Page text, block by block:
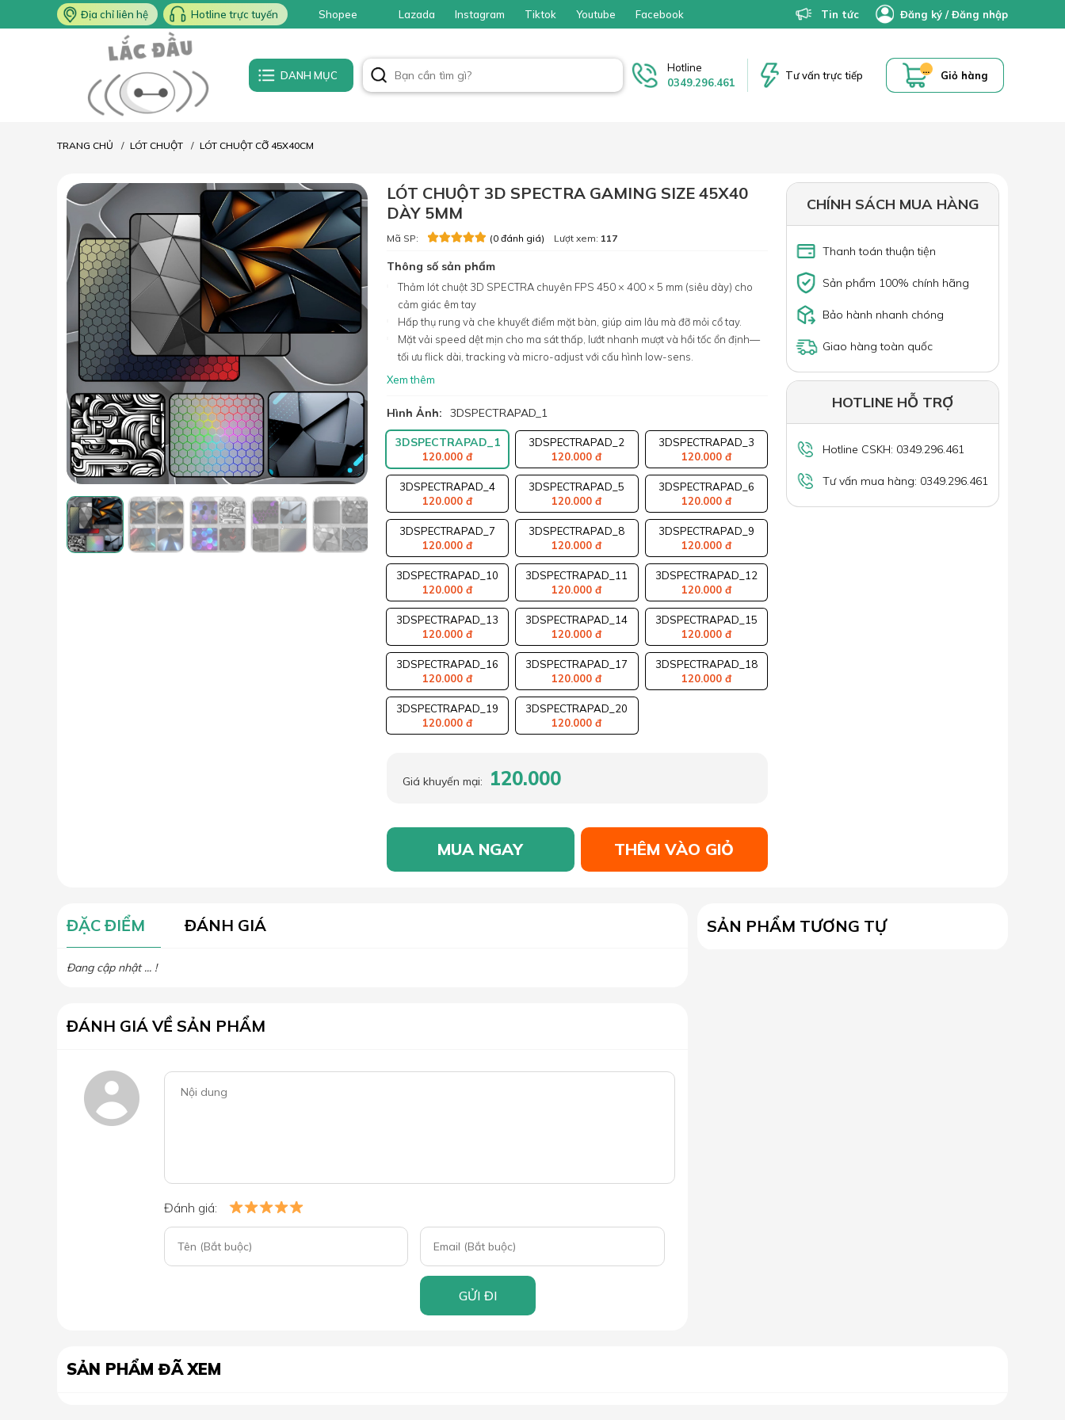
Địa chỉ liên hệ Hotline trực tuyến Shopee Lazada Instagram Tiktok Youtube Facebook Tin tức Đăng ký /Đăng nhập
DANH MỤC
Hotline
0349.296.461
Tư vấn trực tiếp ... Giỏ hàng
TRANG CHỦ LÓT CHUỘT LÓT CHUỘT CỠ 45X40CM
LÓT CHUỘT 3D SPECTRA GAMING SIZE 45X40
DÀY 5MM
Mã SP: (0 đánh giá) Lượt xem: 117
Thông số sản phẩm
Thảm lót chuột 3D SPECTRA chuyên FPS 450 × 400 × 5 mm (siêu dày) cho
cảm giác êm tay
Hấp thụ rung và che khuyết điểm mặt bàn, giúp aim lâu mà đỡ mỏi cổ tay.
Mặt vải speed dệt mịn cho ma sát thấp, lướt nhanh mượt và hồi tốc ổn định—
tối ưu flick dài, tracking và micro-adjust với cấu hình low-sens.
Xem thêm
Hình Ảnh: 3DSPECTRAPAD_1
3DSPECTRAPAD_1
120.000 đ
3DSPECTRAPAD_2
120.000 đ
3DSPECTRAPAD_3
120.000 đ
3DSPECTRAPAD_4
120.000 đ
3DSPECTRAPAD_5
120.000 đ
3DSPECTRAPAD_6
120.000 đ
3DSPECTRAPAD_7
120.000 đ
3DSPECTRAPAD_8
120.000 đ
3DSPECTRAPAD_9
120.000 đ
3DSPECTRAPAD_10
120.000 đ
3DSPECTRAPAD_11
120.000 đ
3DSPECTRAPAD_12
120.000 đ
3DSPECTRAPAD_13
120.000 đ
3DSPECTRAPAD_14
120.000 đ
3DSPECTRAPAD_15
120.000 đ
3DSPECTRAPAD_16
120.000 đ
3DSPECTRAPAD_17
120.000 đ
3DSPECTRAPAD_18
120.000 đ
3DSPECTRAPAD_19
120.000 đ
3DSPECTRAPAD_20
120.000 đ
Giá khuyến mại: 120.000
MUA NGAY THÊM VÀO GIỎ
CHÍNH SÁCH MUA HÀNG
Thanh toán thuận tiện
Sản phẩm 100% chính hãng
Bảo hành nhanh chóng
Giao hàng toàn quốc
HOTLINE HỖ TRỢ
Hotline CSKH: 0349.296.461
Tư vấn mua hàng: 0349.296.461
ĐẶC ĐIỂM ĐÁNH GIÁ
Đang cập nhật ... !
ĐÁNH GIÁ VỀ SẢN PHẨM
Đánh giá:
GỬI ĐI
SẢN PHẨM TƯƠNG TỰ
SẢN PHẨM ĐÃ XEM